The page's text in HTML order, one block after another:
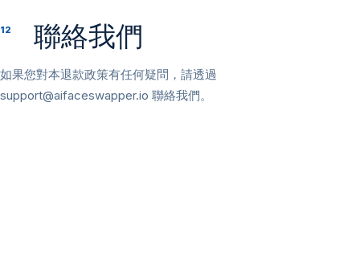
12 聯絡我們
如果您對本退款政策有任何疑問，請透過
support@aifaceswapper.io 聯絡我們。